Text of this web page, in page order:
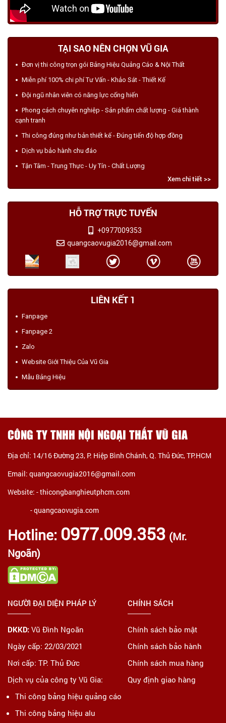
TẠI SAO NÊN CHỌN VŨ GIA
Đơn vị thi công trọn gói Bảng Hiệu Quảng Cáo & Nội Thất
Miễn phí 100% chi phí Tư Vấn - Khảo Sát - Thiết Kế
Đội ngũ nhân viên có năng lực cống hiến
Phong cách chuyên nghiệp - Sản phẩm chất lượng - Giá thành
cạnh tranh
Thi công đúng như bản thiết kế - Đúng tiến độ hợp đồng
Dịch vụ bảo hành chu đáo
Tận Tâm - Trung Thực - Uy Tín - Chất Lượng
Xem chi tiết >>
HỖ TRỢ TRỰC TUYẾN
+0977009353
quangcaovugia2016@gmail.com
LIÊN KẾT 1
Fanpage
Fanpage 2
Zalo
Website Giới Thiệu Của Vũ Gia
Mẫu Bảng Hiệu
CÔNG TY TNHH NỘI NGOẠI THẤT VŨ GIA
Địa chỉ: 14/16 Đường 23, P. Hiệp Bình Chánh, Q. Thủ Đức, TP.HCM
Email: quangcaovugia2016@gmail.com
Website: -thicongbanghieutphcm.com
- quangcaovugia.com
Hotline: 0977.009.353 (Mr.
Ngoãn)
NGƯỜI ĐẠI DIỆN PHÁP LÝ
DKKD: Vũ Đình Ngoãn
Ngày cấp: 22/03/2021
Nơi cấp: TP. Thủ Đức
Dịch vụ của công ty Vũ Gia:
Thi công bảng hiệu quảng cáo
Thi công bảng hiệu alu
CHÍNH SÁCH
Chính sách bảo mật
Chính sách bảo hành
Chính sách mua hàng
Quy định giao hàng